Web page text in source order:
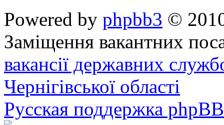
Powered by phpbb3 ©
Заміщення вакантних
вакансії державних
Чернігівської області
Русская поддержка phpBB